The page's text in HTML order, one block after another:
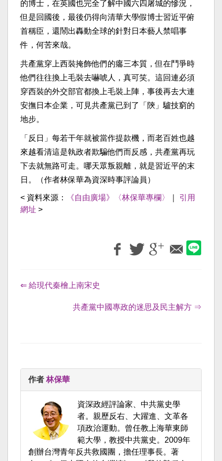
的博士，在英國也完全了解中國六四屠城的慘況，
但是回國後，最後仍得向清華大學假博士習近平俯
首稱臣，還鬧出轟動全球的針對日本藝人禁唱事
件，何苦來哉。
共產黨穿上西裝掩飾他們的癟三本質，但在鬥爭時
他們往往換上毛裝去嚇唬人，真可笑。這回連必須
穿西裝的外交部官都換上毛裝上陣，事後再去大連
安撫日本企業，可見共產黨已到了「陝」驢技窮的
地步。
「反日」每若干年就被當作提款機，而老百姓也越
來越看清這是執政者欺騙他們而反感，共產黨再玩
下去就無路可走。哪天眾叛親離，就是習近平的末
日。（作者林保華為資深時事評論員）
< 資料來源： 《自由廣場》〈林保華專欄〉
引用
網址 >
⇐ 給現代秦檜上南宋史
共產黨中國專政的迷思及民主解方 ⇒
作者 林保華
資深政經評論家、中共黨史學
者。親歷反右、大躍進、文革各
項政治運動。曾任教上海華東師
範大學，教授中共黨史。2009年
創辦台灣青年反共救國團，擔任理事長。著